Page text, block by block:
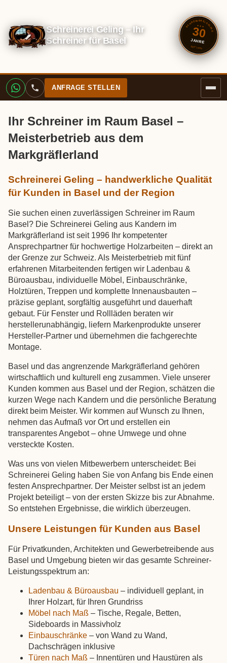
Schreinerei Geling – Ihr
Schreiner für Basel
SCHREINEREI GELING
✦ ✦ ✦
30
JAHRE
SEIT 1996
ANFRAGE STELLEN
Ihr Schreiner im Raum Basel –
Meisterbetrieb aus dem
Markgräflerland
Schreinerei Geling – handwerkliche Qualität
für Kunden in Basel und der Region
Sie suchen einen zuverlässigen Schreiner im Raum
Basel? Die Schreinerei Geling aus Kandern im
Markgräflerland ist seit 1996 Ihr kompetenter
Ansprechpartner für hochwertige Holzarbeiten – direkt an
der Grenze zur Schweiz. Als Meisterbetrieb mit fünf
erfahrenen Mitarbeitenden fertigen wir Ladenbau &
Büroausbau, individuelle Möbel, Einbauschränke,
Holztüren, Treppen und komplette Innenausbauten –
präzise geplant, sorgfältig ausgeführt und dauerhaft
gebaut. Für Fenster und Rollläden beraten wir
herstellerunabhängig, liefern Markenprodukte unserer
Hersteller-Partner und übernehmen die fachgerechte
Montage.
Basel und das angrenzende Markgräflerland gehören
wirtschaftlich und kulturell eng zusammen. Viele unserer
Kunden kommen aus Basel und der Region, schätzen die
kurzen Wege nach Kandern und die persönliche Beratung
direkt beim Meister. Wir kommen auf Wunsch zu Ihnen,
nehmen das Aufmaß vor Ort und erstellen ein
transparentes Angebot – ohne Umwege und ohne
versteckte Kosten.
Was uns von vielen Mitbewerbern unterscheidet: Bei
Schreinerei Geling haben Sie von Anfang bis Ende einen
festen Ansprechpartner. Der Meister selbst ist an jedem
Projekt beteiligt – von der ersten Skizze bis zur Abnahme.
So entstehen Ergebnisse, die wirklich überzeugen.
Unsere Leistungen für Kunden aus Basel
Für Privatkunden, Architekten und Gewerbetreibende aus
Basel und Umgebung bieten wir das gesamte Schreiner-
Leistungsspektrum an:
Ladenbau & Büroausbau – individuell geplant, in
Ihrer Holzart, für Ihren Grundriss
Möbel nach Maß – Tische, Regale, Betten,
Sideboards in Massivholz
Einbauschränke – von Wand zu Wand,
Dachschrägen inklusive
Türen nach Maß – Innentüren und Haustüren als